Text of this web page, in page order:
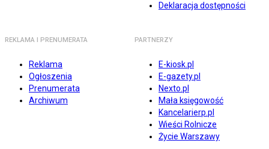
Deklaracja dostępności
REKLAMA I PRENUMERATA
Reklama
Ogłoszenia
Prenumerata
Archiwum
PARTNERZY
E-kiosk.pl
E-gazety.pl
Nexto.pl
Mała księgowość
Kancelarierp.pl
Wieści Rolnicze
Życie Warszawy